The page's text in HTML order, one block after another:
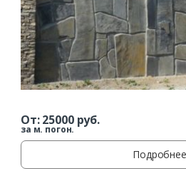
От:25000руб.
за м. погон.
Подробнее